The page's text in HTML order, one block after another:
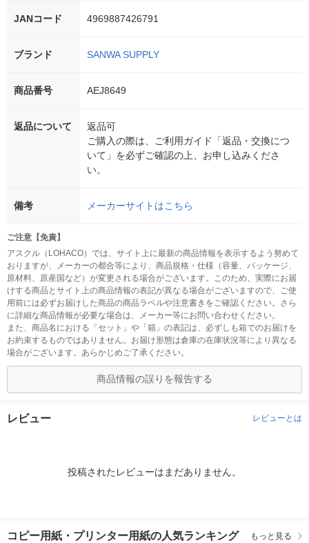
JANコード 4969887426791
ブランド SANWA SUPPLY
商品番号 AEJ8649
返品について
返品可
ご購入の際は、ご利用ガイド「返品・交換につ
いて」を必ずご確認の上、お申し込みくださ
い。
備考 メーカーサイトはこちら
ご注意【免責】
アスクル（LOHACO）では、サイト上に最新の商品情報を表示するよう努めて
おりますが、メーカーの都合等により、商品規格・仕様（容量、パッケージ、
原材料、原産国など）が変更される場合がございます。このため、実際にお届
けする商品とサイト上の商品情報の表記が異なる場合がございますので、ご使
用前には必ずお届けした商品の商品ラベルや注意書きをご確認ください。さら
に詳細な商品情報が必要な場合は、メーカー等にお問い合わせください。
また、商品名における「セット」や「箱」の表記は、必ずしも箱でのお届けを
お約束するものではありません。お届け形態は倉庫の在庫状況等により異なる
場合がございます。あらかじめご了承ください。
商品情報の誤りを報告する
レビュー レビューとは
投稿されたレビューはまだありません。
コピー用紙・プリンター用紙の人気ランキング もっと見る